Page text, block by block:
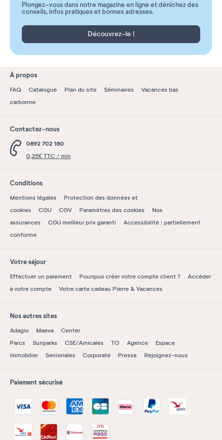
Plongez-vous dans notre magazine en ligne et dénichez des
conseils, infos pratiques et bonnes adresses.
Découvrez-le !
À propos
FAQ Catalogue Plan du site Séminaires
Vacances bas
carbonne
Contactez-nous
0892 702 180
0,25€ TTC / min
Conditions
Mentions légales
Protection des données et
cookies
CGU CGV Paramètres des cookies
Nos
assurances
CGU meilleur prix garanti
Accessibilité : partiellement
conforme
Votre séjour
Effectuer un paiement Pourquoi créer votre compte client ?
Accéder
à votre compte
Votre carte cadeau Pierre & Vacances
Nos autres sites
Adagio Maeva
Center
Parcs
Sunparks CSE/Amicales TO Agence
Espace
immobilier
Senioriales Corporate Presse Rejoignez-nous
Paiement sécurisé